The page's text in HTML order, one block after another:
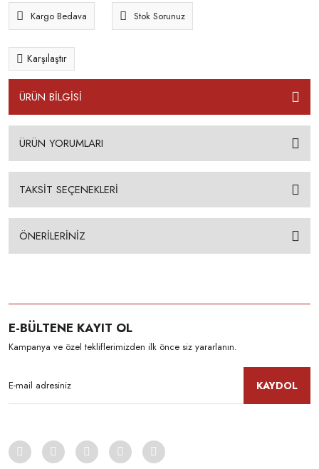
Kargo Bedava Stok Sorunuz
Karşılaştır
ÜRÜN BİLGİSİ
ÜRÜN YORUMLARI
TAKSİT SEÇENEKLERİ
ÖNERİLERİNİZ
E-BÜLTENE KAYIT OL
Kampanya ve özel tekliflerimizden ilk önce siz yararlanın.
KAYDOL